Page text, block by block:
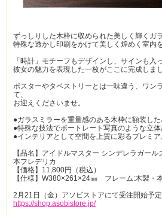
ずっしりした木枠に収められた美しく輝くガ
特殊な透かし印刷をかけて美しく煌めく室内
「時計」モチーフもデザインし、サインも入っ
彼女の魅力を表現した一枚がここに完成しまし
ポスターやタペストリーとは一味違う、ワン
て、
お迎えくださいませ。
●ガラスミラーを重量感のある木枠に額装し
●特殊な技法でポートレート写真のような立
●インテリアとして空間を上質に彩るプレミ
【品名】アイドルマスター シンデレラガー
本フレデリカ
【価格】11,800円（税込）
【仕様】W380×261×24㎜ フレーム:木製・
2月21日（金）アソビストアにて受注開始予定
https://shop.asobistore.jp/